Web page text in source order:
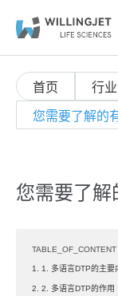
首页 行
您需要了解的
您需要了解
TABLE_OF_CONTENT
1. 1. 多语言DTP的主要
2. 2. 多语言DTP的作用